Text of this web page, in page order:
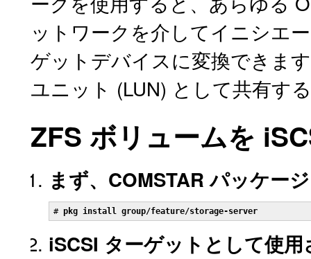
ットワークを介してイニシエ
ゲットデバイスに変換できま
ユニット (LUN) として共有す
ZFS ボリュームを
まず、COMSTAR パッケー
# pkg install group/feature/storage-server
iSCSI ターゲットとして使